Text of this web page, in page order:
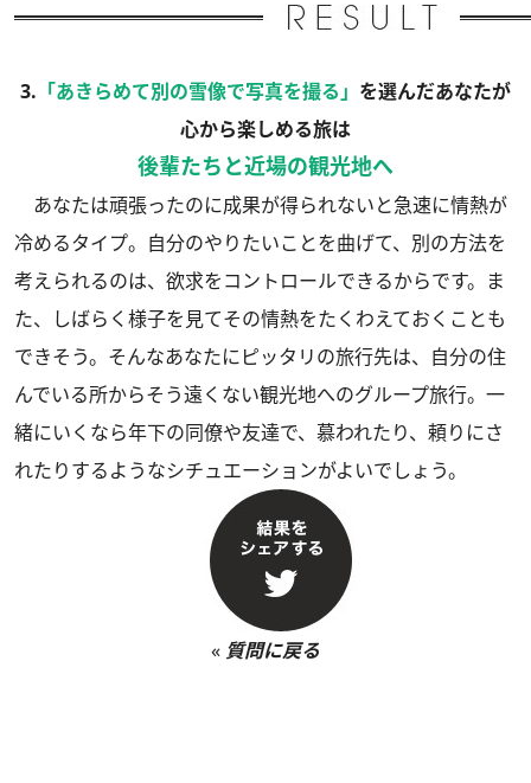
3. 「あきらめて別の雪像で写真を撮る」 を選んだあなたが
心から楽しめる旅は
後輩たちと近場の観光地へ
あなたは頑張ったのに成果が得られないと急速に情熱が
冷めるタイプ。自分のやりたいことを曲げて、別の方法を
考えられるのは、欲求をコントロールできるからです。ま
た、しばらく様子を見てその情熱をたくわえておくことも
できそう。そんなあなたにピッタリの旅行先は、自分の住
んでいる所からそう遠くない観光地へのグループ旅行。一
緒にいくなら年下の同僚や友達で、慕われたり、頼りにさ
れたりするようなシチュエーションがよいでしょう。
« 質問に戻る